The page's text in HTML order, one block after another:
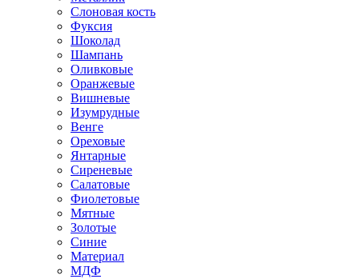
Слоновая кость
Фуксия
Шоколад
Шампань
Оливковые
Оранжевые
Вишневые
Изумрудные
Венге
Ореховые
Янтарные
Сиреневые
Салатовые
Фиолетовые
Мятные
Золотые
Синие
Материал
МДФ